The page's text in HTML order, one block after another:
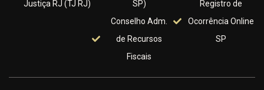
Justiça RJ (TJ RJ)
SP)
Conselho Adm.
de Recursos
Fiscais
Registro de
Ocorrência Online
SP